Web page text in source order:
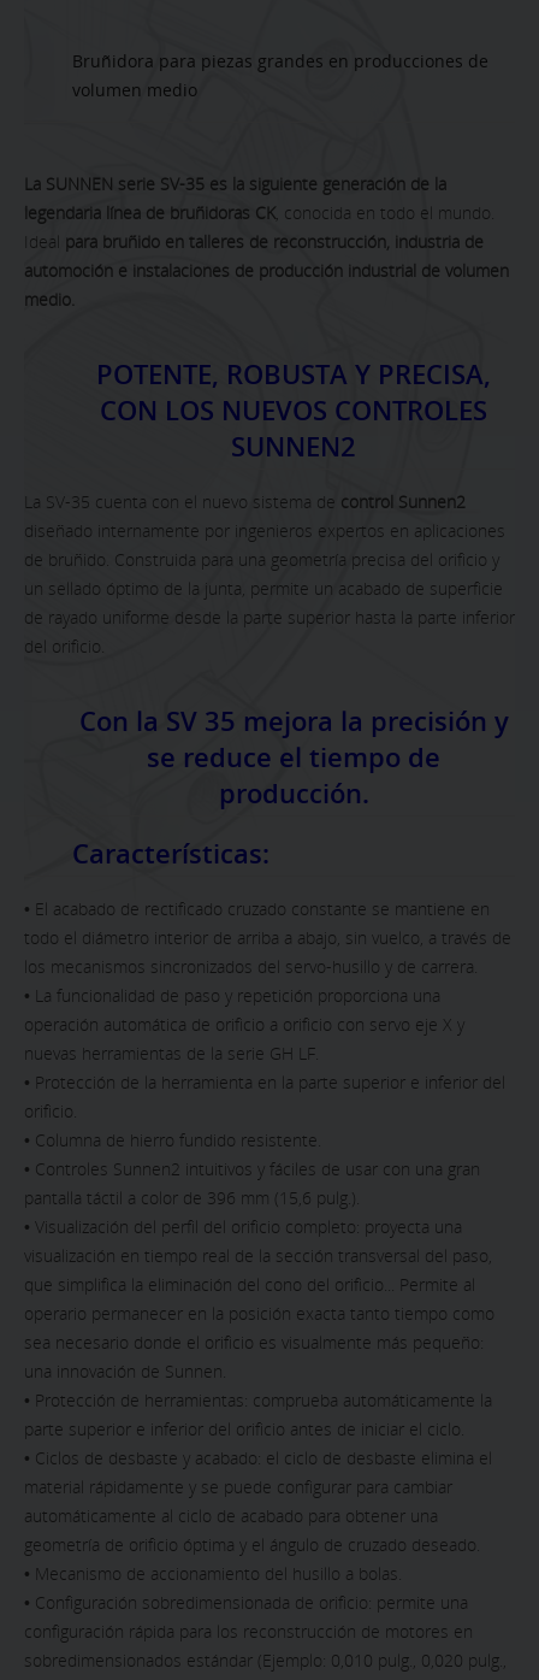
Bruñidora para piezas grandes en producciones de
volumen medio
La SUNNEN serie SV-35 es la siguiente generación de la
legendaria línea de bruñidoras CK, conocida en todo el mundo.
Ideal para bruñido en talleres de reconstrucción, industria de
automoción e instalaciones de producción industrial de volumen
medio.
POTENTE, ROBUSTA Y PRECISA,
CON LOS NUEVOS CONTROLES
SUNNEN2
La SV-35 cuenta con el nuevo sistema de control Sunnen2
diseñado internamente por ingenieros expertos en aplicaciones
de bruñido. Construida para una geometría precisa del orificio y
un sellado óptimo de la junta, permite un acabado de superficie
de rayado uniforme desde la parte superior hasta la parte inferior
del orificio.
Con la SV 35 mejora la precisión y
se reduce el tiempo de
producción.
Características:
• El acabado de rectificado cruzado constante se mantiene en
todo el diámetro interior de arriba a abajo, sin vuelco, a través de
los mecanismos sincronizados del servo-husillo y de carrera.
• La funcionalidad de paso y repetición proporciona una
operación automática de orificio a orificio con servo eje X y
nuevas herramientas de la serie GH LF.
• Protección de la herramienta en la parte superior e inferior del
orificio.
• Columna de hierro fundido resistente.
• Controles Sunnen2 intuitivos y fáciles de usar con una gran
pantalla táctil a color de 396 mm (15,6 pulg.).
• Visualización del perfil del orificio completo: proyecta una
visualización en tiempo real de la sección transversal del paso,
que simplifica la eliminación del cono del orificio... Permite al
operario permanecer en la posición exacta tanto tiempo como
sea necesario donde el orificio es visualmente más pequeño:
una innovación de Sunnen.
• Protección de herramientas: comprueba automáticamente la
parte superior e inferior del orificio antes de iniciar el ciclo.
• Ciclos de desbaste y acabado: el ciclo de desbaste elimina el
material rápidamente y se puede configurar para cambiar
automáticamente al ciclo de acabado para obtener una
geometría de orificio óptima y el ángulo de cruzado deseado.
• Mecanismo de accionamiento del husillo a bolas.
• Configuración sobredimensionada de orificio: permite una
configuración rápida para los reconstrucción de motores en
sobredimensionados estándar (Ejemplo: 0,010 pulg., 0,020 pulg.,